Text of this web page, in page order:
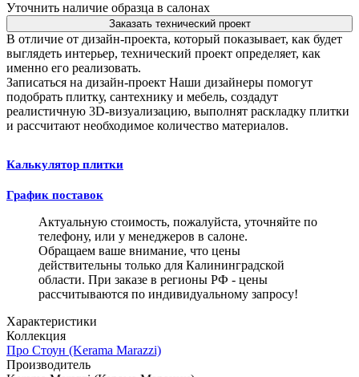
Уточнить наличие образца в салонах
Заказать технический проект
В отличие от дизайн-проекта, который показывает, как будет
выглядеть интерьер, технический проект определяет, как
именно его реализовать.
Записаться на дизайн-проект Наши дизайнеры помогут
подобрать плитку, сантехнику и мебель, создадут
реалистичную 3D-визуализацию, выполнят раскладку плитки
и рассчитают необходимое количество материалов.
Калькулятор плитки
График поставок
Актуальную стоимость, пожалуйста, уточняйте по
телефону, или у менеджеров в салоне.
Обращаем ваше внимание, что цены
действительны только для Калининградской
области. При заказе в регионы РФ - цены
рассчитываются по индивидуальному запросу!
Характеристики
Коллекция
Про Стоун (Kerama Marazzi)
Производитель